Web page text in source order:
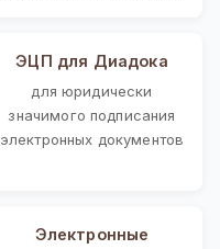
ЭЦП для Диадока
для юридически
значимого подписания
электронных документов
Электронные